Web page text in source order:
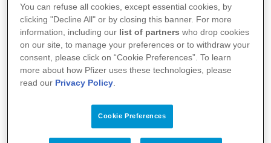
Ärftlig ATTR-amyloidos förekommer över hela
världen men är vanligare i vissa avgränsade
områden som exempelvis norra Sverige, norra
Portugal, Brasilien och Japan. I Sverige kallas den
ibland för Skelleftesjukan för att de flesta med
Man uppskattar att sjukdomen finns hos 10–20
You can refuse all cookies, except essential cookies, by
clicking "Decline All" or by closing this banner. For more
information, including our list of partners who drop cookies
on our site, to manage your preferences or to withdraw your
consent, please click on “Cookie Preferences”. To learn
more about how Pfizer uses these technologies, please
read our Privacy Policy.
Cookie Preferences